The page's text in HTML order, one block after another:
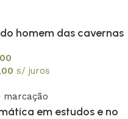
do homem das cavernas
s/ juros
em estudos e no